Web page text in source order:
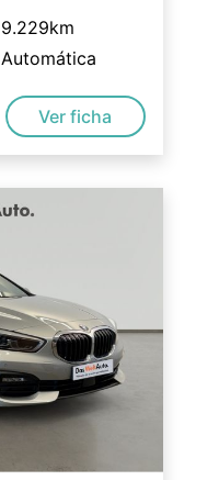
9.229km
Automática
Ver ficha